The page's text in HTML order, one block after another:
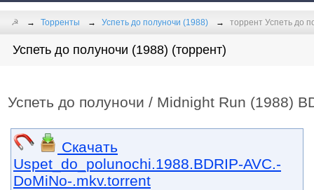
☭ Торренты Успеть до полуночи (1988) торрент Успеть до
Успеть до полуночи (1988) (торрент)
Успеть до полуночи / Midnight Run (1988)
Скачать
Uspet_do_polunochi.1988.BDRIP-AVC.-
DoMiNo-.mkv.torrent